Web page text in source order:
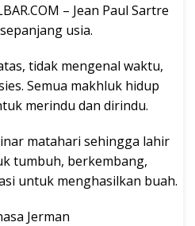
– Jean Paul Sartre
usia.
tidak mengenal waktu,
Semua makhluk hidup
merindu dan dirindu.
matahari sehingga lahir
tumbuh, berkembang,
untuk menghasilkan buah.
Jerman